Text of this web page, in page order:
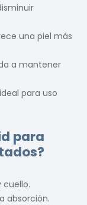
una piel más
a mantener
para uso
para
absorción.